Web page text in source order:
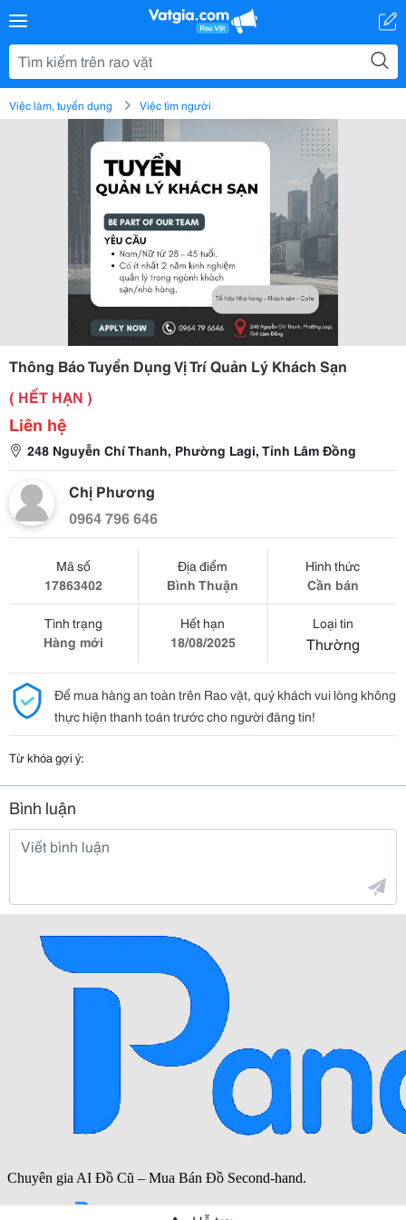
Việc làm, tuyển dụng Việc tìm người
Thông Báo Tuyển Dụng Vị Trí Quản Lý Khách Sạn
( HẾT HẠN )
Liên hệ
248 Nguyễn Chí Thanh, Phường Lagi, Tỉnh Lâm Đồng
Chị Phương
0964 796 646
Mã số
17863402
Địa điểm
Bình Thuận
Hình thức
Cần bán
Tình trạng
Hàng mới
Hết hạn
18/08/2025
Loại tin
Thường
Để mua hàng an toàn trên Rao vặt, quý khách vui lòng không
thực hiện thanh toán trước cho người đăng tin!
Từ khóa gợi ý:
Bình luận